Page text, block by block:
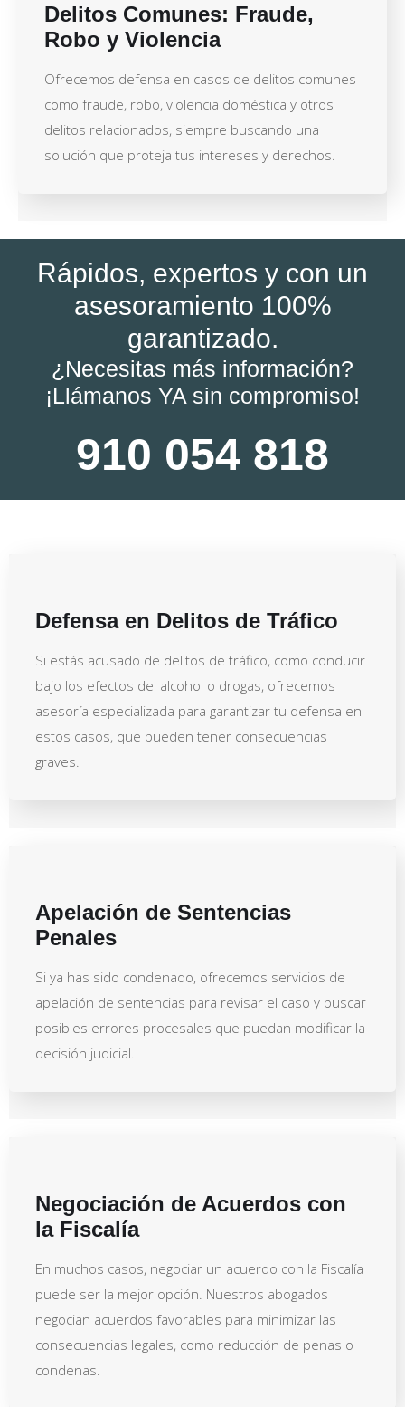
Delitos Comunes: Fraude,
Robo y Violencia
Ofrecemos defensa en casos de delitos comunes
como fraude, robo, violencia doméstica y otros
delitos relacionados, siempre buscando una
solución que proteja tus intereses y derechos.
Rápidos, expertos y con un
asesoramiento 100%
garantizado.
¿Necesitas más información?
¡Llámanos YA sin compromiso!
910 054 818
Defensa en Delitos de Tráfico
Si estás acusado de delitos de tráfico, como conducir
bajo los efectos del alcohol o drogas, ofrecemos
asesoría especializada para garantizar tu defensa en
estos casos, que pueden tener consecuencias
graves.
Apelación de Sentencias
Penales
Si ya has sido condenado, ofrecemos servicios de
apelación de sentencias para revisar el caso y buscar
posibles errores procesales que puedan modificar la
decisión judicial.
Negociación de Acuerdos con
la Fiscalía
En muchos casos, negociar un acuerdo con la Fiscalía
puede ser la mejor opción. Nuestros abogados
negocian acuerdos favorables para minimizar las
consecuencias legales, como reducción de penas o
condenas.